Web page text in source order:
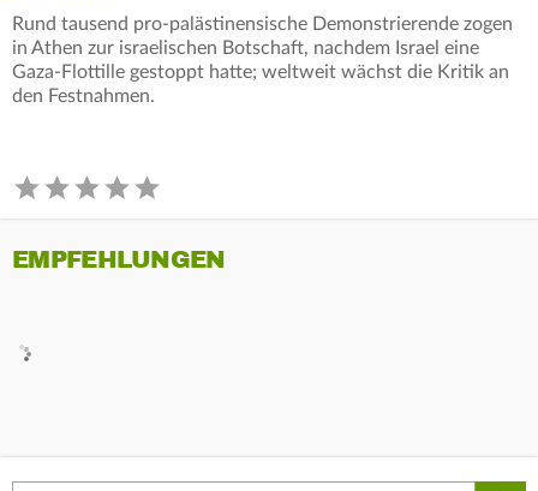
Rund tausend pro-palästinensische Demonstrierende zogen
in Athen zur israelischen Botschaft, nachdem Israel eine
Gaza-Flottille gestoppt hatte; weltweit wächst die Kritik an
den Festnahmen.
EMPFEHLUNGEN